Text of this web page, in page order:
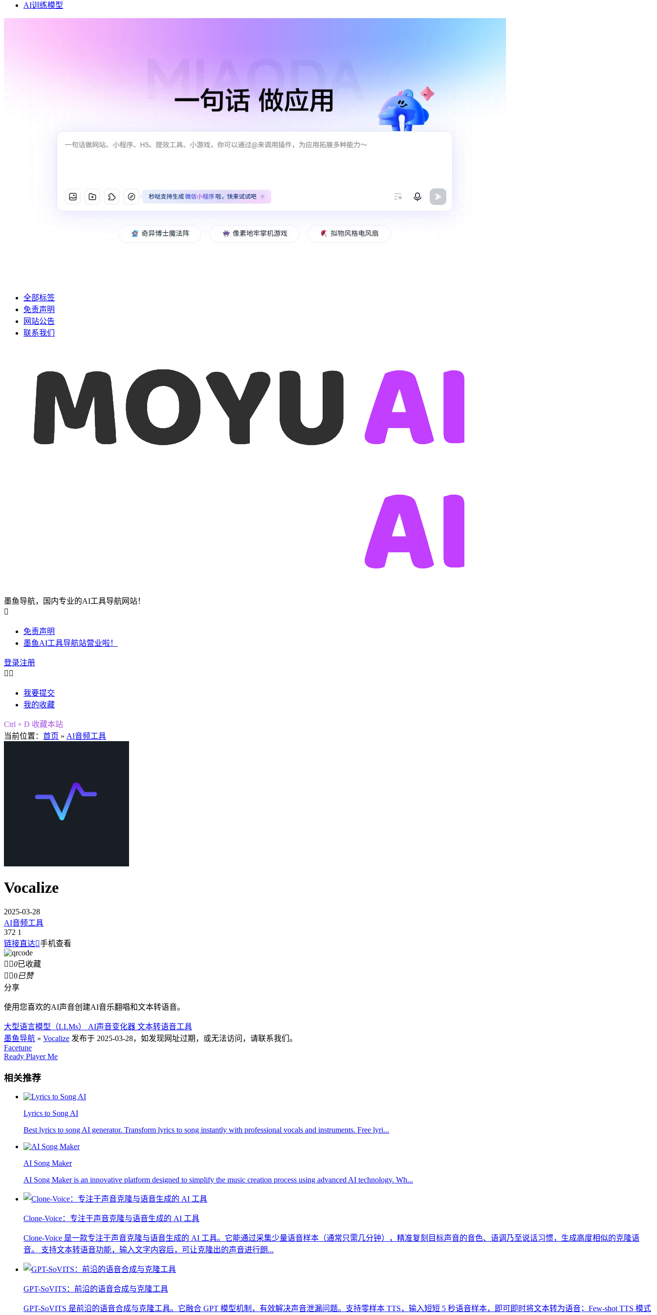
AI训练模型
全部标签
免责声明
网站公告
联系我们
墨鱼导航，国内专业的AI工具导航网站！

免责声明
墨鱼AI工具导航站营业啦！
登录注册
 
我要提交
我的收藏
Ctrl + D 收藏本站
当前位置： 首页 » AI音频工具
Vocalize
2025-03-28
AI音频工具
372 1
链接直达手机查看
 0已收藏
 0已赞
分享
使用您喜欢的AI声音创建AI音乐翻唱和文本转语音。
大型语言模型（LLMs） AI声音变化器 文本转语音工具
墨鱼导航 » Vocalize 发布于 2025-03-28，如发现网址过期，或无法访问，请联系我们。
Facetune
Ready Player Me
相关推荐
Lyrics to Song AI
Best lyrics to song AI generator. Transform lyrics to song instantly with professional vocals and instruments. Free lyri...
AI Song Maker
AI Song Maker is an innovative platform designed to simplify the music creation process using advanced AI technology. Wh...
Clone-Voice：专注于声音克隆与语音生成的 AI 工具
Clone-Voice 是一款专注于声音克隆与语音生成的 AI 工具。它能通过采集少量语音样本（通常只需几分钟），精准复刻目标声音的音色、语调乃至说话习惯，生成高度相似的克隆语
音。 支持文本转语音功能，输入文字内容后，可让克隆出的声音进行朗...
GPT-SoVITS：前沿的语音合成与克隆工具
GPT-SoVITS 是前沿的语音合成与克隆工具。它融合 GPT 模型机制，有效解决声音泄漏问题。支持零样本 TTS，输入短短 5 秒语音样本，即可即时将文本转为语音；Few-shot TTS 模式